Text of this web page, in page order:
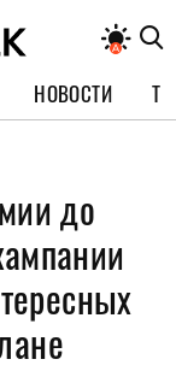
НОВОСТИ
до